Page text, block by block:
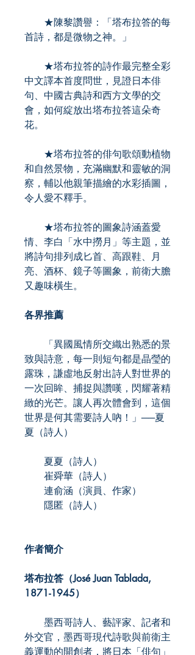
★陳黎讚譽：「塔布拉答的每
首詩，都是微物之神。」
★塔布拉答的詩作最完整全彩
中文譯本首度問世，見證日本俳
句、中國古典詩和西方文學的交
會，如何綻放出塔布拉答這朵奇
花。
★塔布拉答的俳句歌頌動植物
和自然景物，充滿幽默和靈敏的洞
察，輔以他親筆描繪的水彩插圖，
令人愛不釋手。
★塔布拉答的圖象詩涵蓋愛
情、李白「水中撈月」等主題，並
將詩句排列成匕首、高跟鞋、月
亮、酒杯、鏡子等圖象，前衛大膽
又趣味橫生。
各界推薦
「異國風情所交織出熟悉的景
致與詩意，每一則短句都是晶瑩的
露珠，謙虛地反射出詩人對世界的
一次回眸、捕捉與讚嘆，閃耀著精
緻的光芒。讓人再次體會到，這個
世界是何其需要詩人吶！」──夏
夏（詩人）
夏夏（詩人）
崔舜華（詩人）
連俞涵（演員、作家）
隱匿（詩人）
作者簡介
塔布拉答（José Juan Tablada,
1871-1945）
墨西哥詩人、藝評家、記者和
外交官，墨西哥現代詩歌與前衛主
義運動的開創者，將日本「俳句」